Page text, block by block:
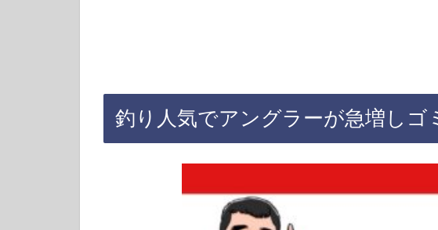
釣り人気でアングラーが急増しゴ